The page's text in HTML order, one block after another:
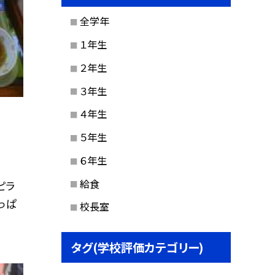
ラ
ぱ
全学年
１年生
２年生
３年生
４年生
５年生
６年生
給食
校長室
タグ(学校評価カテゴリー)